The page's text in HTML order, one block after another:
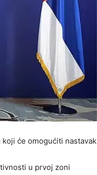
će omogućiti nastavak
u prvoj zoni